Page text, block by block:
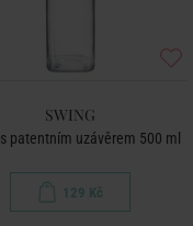
SWING
patentním uzávěrem 500 ml
129 Kč